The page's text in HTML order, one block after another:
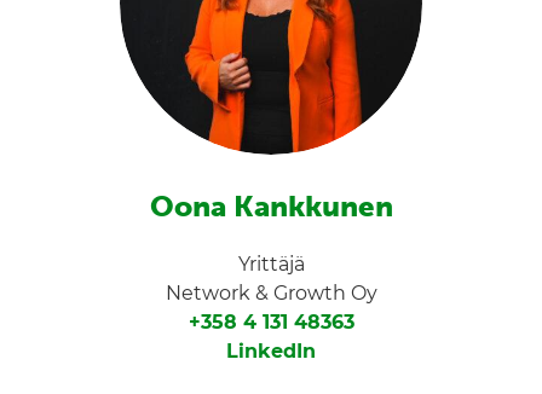
Oona Kankkunen
Yrittäjä
Network & Growth Oy
+358 4 131 48363
LinkedIn